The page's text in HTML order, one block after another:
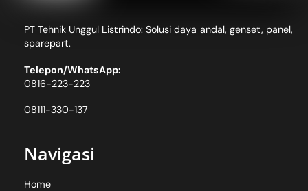
PT Tehnik Unggul Listrindo: Solusi daya andal, genset, panel,
sparepart.
Telepon/WhatsApp:
0816-223-223
08111-330-137
Navigasi
Home